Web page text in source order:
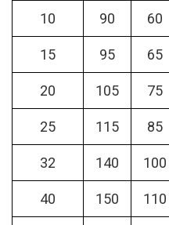
10 90 60
15 95 65
20 105 75
25 115 85
32 140 100
40 150 110